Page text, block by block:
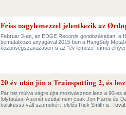
Friss nagylemezzel jelentkezik az
Február 3-án, az EDGE Records gondozásában, a
bemutatkozó anyagával 2015-ben a HangSúly
közönségszavazáson is az “év lemeze” címét
20 év után jön a Trainspotting 2, és
Pár hét múlva végre újra mozivásznon lesz a 90-es
folytatása. A zenét ezúttal nem csak Jon Harris és
kultikussá vált számokért felelős Rick Smith is.